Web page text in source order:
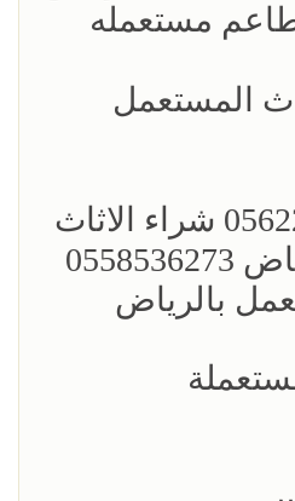
مستعمله
المستعمل
بالرياض0562249129 شراء الاثاث
بالرياض